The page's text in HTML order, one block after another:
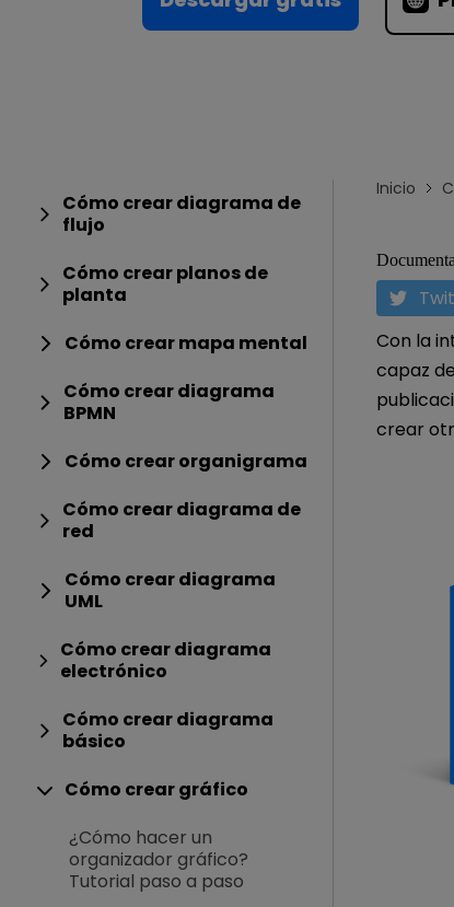
Centro de conocimientos
Para EdrawMax
Cómo crear diagrama de
flujo
Cómo crear planos de
planta
Cómo crear mapa mental
Cómo crear diagrama
BPMN
Cómo crear organigrama
Cómo crear diagrama de
red
Cómo crear diagrama
UML
Cómo crear diagrama
electrónico
Cómo crear diagrama
básico
Cómo crear gráfico
¿Cómo hacer un
organizador gráfico?
Tutorial paso a paso
Inicio
Con la
capaz
crear